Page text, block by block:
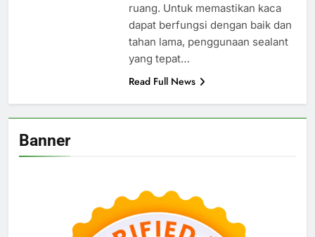
ruang. Untuk memastikan kaca
dapat berfungsi dengan baik dan
tahan lama, penggunaan sealant
yang tepat…
Read Full News
Banner